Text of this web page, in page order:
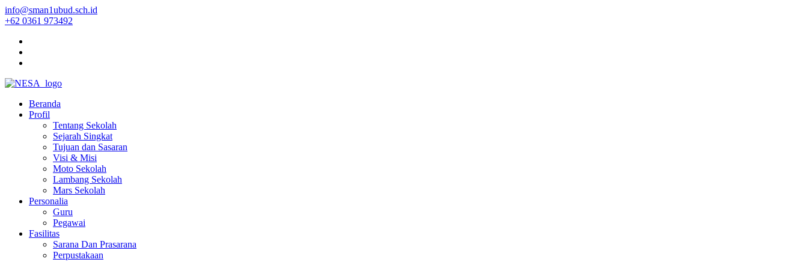
info@sman1ubud.sch.id
+62 0361 973492
Beranda
Profil
Tentang Sekolah
Sejarah Singkat
Tujuan dan Sasaran
Visi & Misi
Moto Sekolah
Lambang Sekolah
Mars Sekolah
Personalia
Guru
Pegawai
Fasilitas
Sarana Dan Prasarana
Perpustakaan